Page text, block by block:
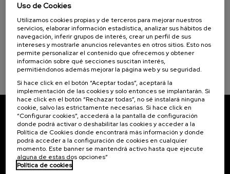
Objetivos de desarrollo sostenible
y neonatal
20 h. Español Euskera .
DESDE22 €
plazas
pasada
de
espera
de
matrícula
finalizado
Suscríbete a nuestro boletín
Inscríbete para ser el primero/a en recibir las
novedades de UIK.
Suscribirse
Uso de Cookies
Utilizamos cookies propias y de terceros para mejorar nuestros
servicios, elaborar información estadística, analizar sus hábitos de
navegación, inferir grupos de interés, crear un perfil de sus
intereses y mostrarle anuncios relevantes en otros sitios. Esto nos
permite personalizar el contenido que ofrecemos y obtener
información sobre qué secciones suscitan interés,
permitiéndonos además mejorar la página web y su seguridad.
Si hace click en el botón “Aceptar todas”, aceptará la
implementación de las cookies y solo entonces se implantarán. Si
hace click en el botón “Rechazar todas”, no sé instalará ninguna
cookie, salvo las estrictamente necesarias. Si hace click en
“Configurar cookies”, accederá a la pantalla de configuración
donde podrá activar o deshabilitar las cookies y acceder a la
Política de Cookies donde encontrará más información y donde
podrá acceder a la configuración de cookies en cualquier
momento. Este banner se mantendrá activo hasta que ejecute
alguna de estas dos opciones”
Política de cookies